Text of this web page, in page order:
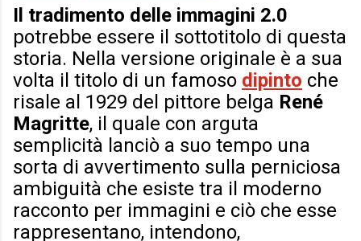
Il tradimento delle immagini 2.0
potrebbe essere il sottotitolo di questa
storia. Nella versione originale è a sua
volta il titolo di un famoso dipinto che
risale al 1929 del pittore belga René
Magritte, il quale con arguta
semplicità lanciò a suo tempo una
sorta di avvertimento sulla perniciosa
ambiguità che esiste tra il moderno
racconto per immagini e ciò che esse
rappresentano, intendono,